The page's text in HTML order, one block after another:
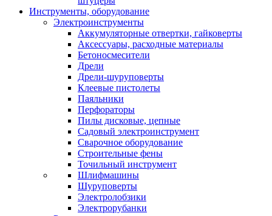
Инструменты, оборудование
Электроинструменты
Аккумуляторные отвертки, гайковерты
Аксессуары, расходные материалы
Бетоносмесители
Дрели
Дрели-шуруповерты
Клеевые пистолеты
Паяльники
Перфораторы
Пилы дисковые, цепные
Садовый электроинструмент
Сварочное оборудование
Строительные фены
Точильный инструмент
Шлифмашины
Шуруповерты
Электролобзики
Электрорубанки